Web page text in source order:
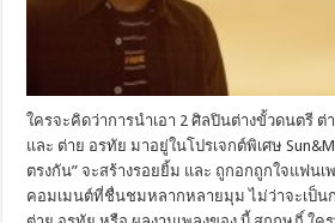
ใครจะคิดว่าการนำเอา 2 ศิลปินต่างขั้วดนตรี
และ ต่าย อรทัย มาอยู่ในโปรเจกต์พิเศษ
ตรงกัน” จะสร้างรอยยิ้ม และ ถูกอกถูกใจแฟน
คอมเมนต์ที่ชื่นชมหลากหลายมุม ไม่ว่าจะเป็น